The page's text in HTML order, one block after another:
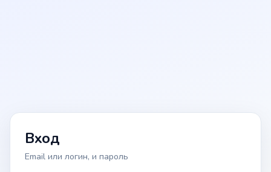
Вход
Email или логин, и пароль